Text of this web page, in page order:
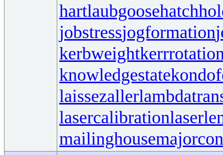
hartlaubgoose
jobstressjogformation
kerbweight
knowledgestate
laissezaller
lasercalibration
mailinghouse